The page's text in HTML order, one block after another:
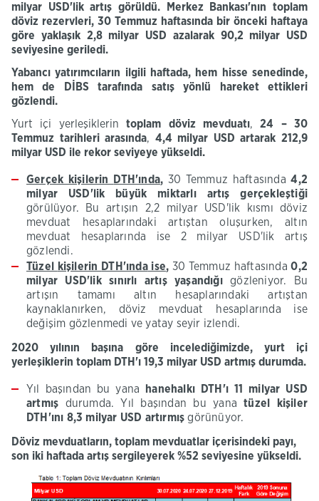
milyar USD'lik artış görüldü. Merkez Bankası'nın toplam
döviz rezervleri, 30 Temmuz haftasında bir önceki haftaya
göre yaklaşık 2,8 milyar USD azalarak 90,2 milyar USD
seviyesine geriledi.
Yabancı yatırımcıların ilgili haftada, hem hisse senedinde,
hem de DİBS tarafında satış yönlü hareket ettikleri
gözlendi.
Yurt içi yerleşiklerintoplam döviz mevduatı,24 – 30
Temmuz tarihleri arasında, 4,4 milyar USD artarak 212,9
milyar USD ile rekor seviyeye yükseldi.
Gerçek kişilerin DTH'ında, 30 Temmuz haftasında4,2
milyar USD'lik büyük miktarlı artış gerçekleştiği
görülüyor. Bu artışın 2,2 milyar USD'lik kısmı döviz
mevduat hesaplarındaki artıştan oluşurken, altın
mevduat hesaplarında ise 2 milyar USD'lik artış
gözlendi.
Tüzel kişilerin DTH'ındaise, 30 Temmuz haftasında0,2
milyar USD'lik sınırlı artış yaşandığıgözleniyor. Bu
artışın tamamı altın hesaplarındaki artıştan
kaynaklanırken, döviz mevduat hesaplarında ise
değişim gözlenmedi ve yatay seyir izlendi.
2020 yılının başına göre incelediğimizde, yurt içi
yerleşiklerin toplam DTH'ı 19,3 milyar USD artmış durumda.
Yıl başından bu yana hanehalkı DTH'ı 11 milyar USD
artmış durumda. Yıl başından bu yanatüzel kişiler
DTH'ını 8,3 milyar USD artırmışgörünüyor.
Döviz mevduatların, toplam mevduatlar içerisindeki payı,
son iki haftada artış sergileyerek %52 seviyesine yükseldi.